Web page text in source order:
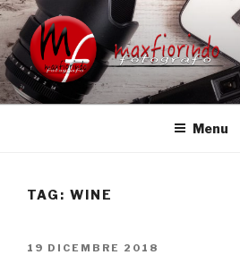
Salta
al
contenuto
FOTOGRAFO
UDINE VENEZIA
Fotografo Matrimonio
Menu
TAG: WINE
PUBBLICATO
19 DICEMBRE 2018